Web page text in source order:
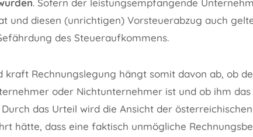
. Sofern der leistungsempfangende
und diesen (unrichtigen) Vorsteuerabzug auch
des Steueraufkommens.
kraft Rechnungslegung hängt somit davon ab, ob
oder Nichtunternehmer ist und ob ihm
das Urteil wird die Ansicht der
hätte, dass eine faktisch unmögliche